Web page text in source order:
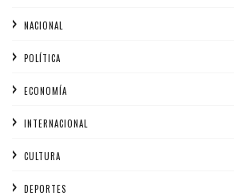
NACIONAL
POLÍTICA
ECONOMÍA
INTERNACIONAL
CULTURA
DEPORTES